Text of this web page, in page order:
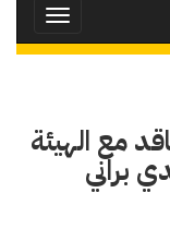
Toggle
مع الهيئة
براني